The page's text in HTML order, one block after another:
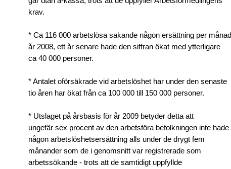
krav.
* Ca 116 000 arbetslösa sakande någon ersättning per månad
år 2008, ett år senare hade den siffran ökat med ytterligare
ca 40 000 personer.
* Antalet oförsäkrade vid arbetslöshet har under den senaste
tio åren har ökat från ca 100 000 till 150 000 personer.
* Utslaget på årsbasis för år 2009 betyder detta att
ungefär sex procent av den arbetsföra befolkningen inte hade
någon arbetslöshetsersättning alls under de drygt fem
månander som de i genomsnitt var registrerade som
arbetssökande - trots att de samtidigt uppfyllde